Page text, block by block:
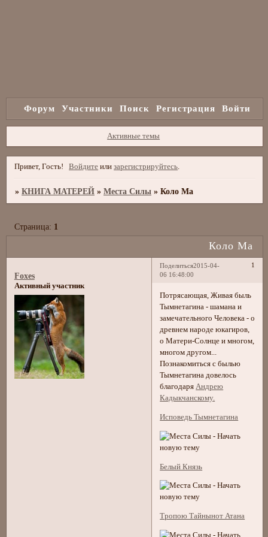
Форум Участники Поиск Регистрация Войти
Активные темы
Привет, Гость! Войдите илизарегистрируйтесь
»КНИГА МАТЕРЕЙ »Места Силы »Коло Ма
Коло Ма
Страница: 1
Поделиться 1
2015-04-
06 16:48:00
Foxes
Активный участник
Потрясающая, Живая быль
Тымнетагина - шамана и
замечательного Человека - о
древнем народе юкагиров,
о Матери-Солнце и многом,
многом другом...
Познакомиться с былью
Тымнетагина довелось
благодаряАндрею
Кадыкчанскому.
Исповедь Тымнетагина
Белый Князь
Тропою Тайнынот Атана